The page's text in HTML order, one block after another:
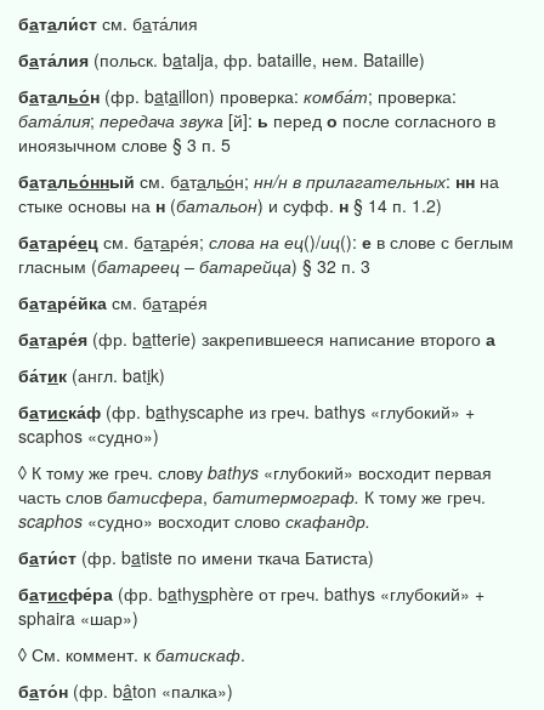
батали́ст см. бата́лия
бата́лия (польск. batalja, фр. bataille, нем. Bataille)
батальо́н (фр. bataillon) проверка: комба́т; проверка:
бата́лия; передача звука [й]: ь перед о после согласного в
иноязычном слове § 3 п. 5
батальо́нный см. батальо́н; нн/н в прилагательных: нн на
стыке основы на н (батальон) и суфф. н § 14 п. 1.2)
батаре́ец см. батаре́я; слова на ец()/иц(): е в слове с беглым
гласным (батареец – батарейца) § 32 п. 3
батаре́йка см. батаре́я
батаре́я (фр. batterie) закрепившееся написание второго а
ба́тик (англ. batik)
батиска́ф (фр. bathyscaphe из греч. bathys «глубокий» +
scaphos «судно»)
◊ К тому же греч. слову bathys «глубокий» восходит первая
часть слов батисфера, батитермограф. К тому же греч.
scaphos «судно» восходит слово скафандр.
бати́ст (фр. batiste по имени ткача Батиста)
батисфе́ра (фр. bathysphère от греч. bathys «глубокий» +
sphaira «шар»)
◊ См. коммент. к батискаф.
бато́н (фр. bâton «палка»)